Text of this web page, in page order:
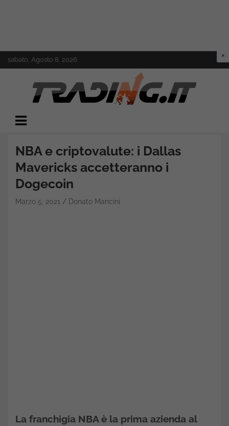
to
sabato, Agosto 8, 2026
Trading.it
NBA e criptovalute: i Dallas
Mavericks accetteranno i
Dogecoin
Marzo 5, 2021 Donato Mancini
La franchigia NBA è la prima azienda al